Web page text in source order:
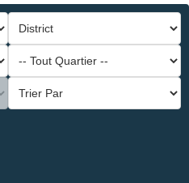
-- Type de Bien --
District
-- Ville --
-- Tout Quartier --
-- Tout Nombre --
Trier Par